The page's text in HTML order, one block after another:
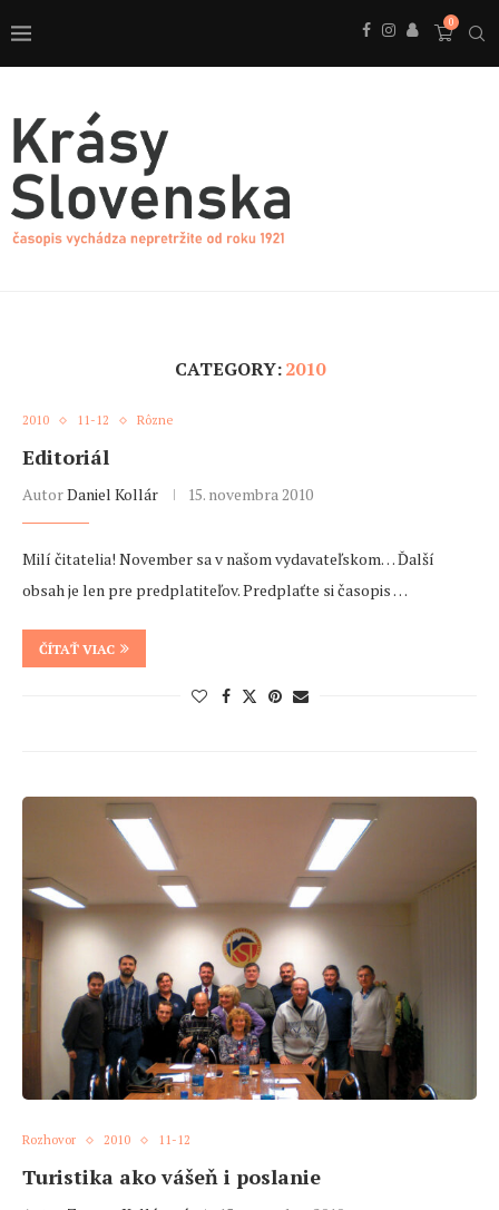
0
CATEGORY: 2010
2010 11-12 Rôzne
Editoriál
AutorDaniel Kollár 15. novembra 2010
Milí čitatelia! November sa v našom vydavateľskom… Ďalší
obsah je len pre predplatiteľov. Predplaťte si časopis …
ČÍTAŤ VIAC
Rozhovor 2010 11-12
Turistika ako vášeň i poslanie